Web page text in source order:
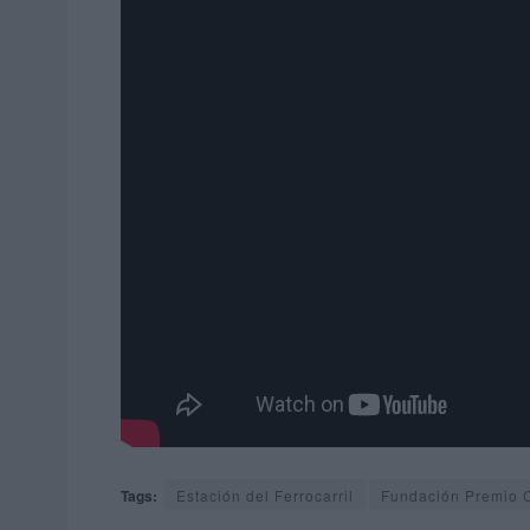
Tags: Estación del Ferrocarril Fundación Premio